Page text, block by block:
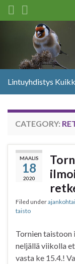
Search
Lintuyhdistys
CATEGORY:
MAALIS
18
2020
Filed under
taisto
Tornien
neljällä viikolla
vasta ke 15.4.!